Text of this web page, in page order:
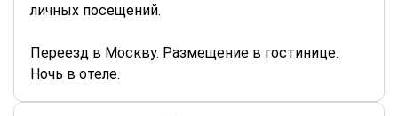
личных посещений.
Переезд в Москву. Размещение в гостинице.
Ночь в отеле.